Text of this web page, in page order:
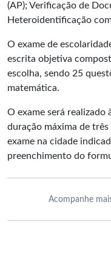
(AP); Verificação de
Heteroidentificação
O exame de
escrita objetiva
escolha, sendo 25
matemática.
O exame será realizado
duração máxima de
exame na cidade
preenchimento do
Acompanhe